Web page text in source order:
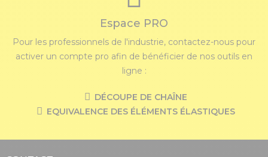
Espace PRO
Pour les professionnels de l'industrie, contactez-nous pour
activer un compte pro afin de bénéficier de nos outils en
ligne :
DÉCOUPE DE CHAÎNE
EQUIVALENCE DES ÉLÉMENTS ÉLASTIQUES